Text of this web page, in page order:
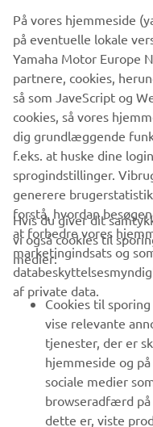
Fund period:10 years
Investment target:
and ample business
transportation,
digital health and
VIRKSOMHED
B2B
MERE YAMAHA
SUPPORT
NYHEDSBREV
på eventuelle lokale
Yamaha Motor Europe
partnere, cookies,
så som JaveScript og
cookies, så vores
dig grundlæggende
f.eks. at huske dine
sprogindstillinger.
generere
forstå, hvordan
at forbedre vores
marketingindsats og
af private data.
Hvis du giver dit
vi også cookies til
medier:
Cookies til
vise relevante
tjenester, der er
hjemmeside og
sociale medier
browseradfærd på
dette er, viste
har tilføjet til din